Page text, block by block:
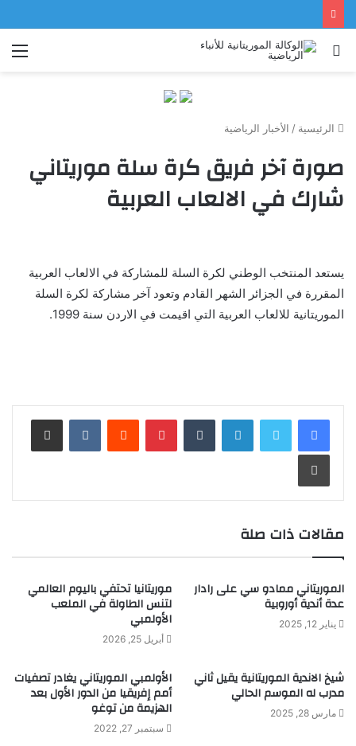
بحث
الرئيسية / الأخبار الرياضية
صورة آخر فريق كرة سلة موريتاني
شارك في الالعاب العربية
يستعد المنتخب الوطني لكرة السلة للمشاركة في الالعاب العربية
المقررة في الجزائر الشهر القادم وتعود آخر مشاركة لكرة السلة
الموريتانية للالعاب العربية التي اقيمت في الاردن سنة 1999.
لينكدإن بينتيريست مشاركة عبر البريد
طباعة
مقالات ذات صلة
الموريتاني ممادو سي على رادار
عدة أندية أوروبية
يناير 12, 2025
موريتانيا تحتفي باليوم العالمي
لتنس الطاولة في الملعب
الأولمبي
أبريل 25, 2026
شيخ الاندية الموريتانية يقيل ثاني
مدرب له الموسم الحالي
مارس 28, 2025
الأولمبي الموريتاني يغادر تصفيات
أمم إفريقيا من الدور الأول بعد
الهزيمة من توغو
سبتمبر 27, 2022